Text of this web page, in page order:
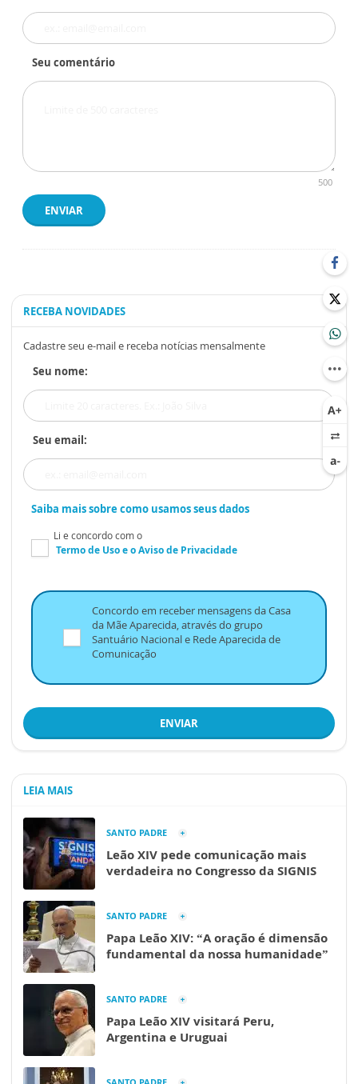
Seu comentário
500
ENVIAR
RECEBA NOVIDADES
Cadastre seu e-mail e receba notícias mensalmente
Seu nome:
Seu email:
Saiba mais sobre como usamos seus dados
Li e concordo com o
Termo de Usoe oAviso de Privacidade
Concordo em receber mensagens da Casa
da Mãe Aparecida, através do grupo
Santuário Nacional e Rede Aparecida de
Comunicação
ENVIAR
LEIA MAIS
SANTO PADRE
Leão XIV pede comunicação mais
verdadeira no Congresso da SIGNIS
SANTO PADRE
Papa Leão XIV: “A oração é dimensão
fundamental da nossa humanidade”
SANTO PADRE
Papa Leão XIV visitará Peru,
Argentina e Uruguai